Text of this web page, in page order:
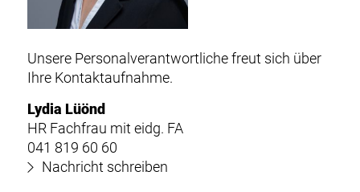
Unsere Personalverantwortliche freut sich über
Ihre Kontaktaufnahme.
Lydia Lüönd
HR Fachfrau mit eidg. FA
041 819 60 60
Nachricht schreiben